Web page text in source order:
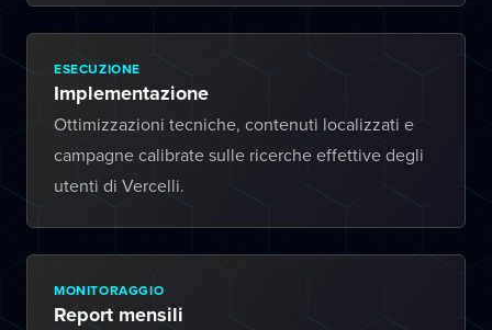
ESECUZIONE
Implementazione
Ottimizzazioni tecniche, contenuti localizzati e
campagne calibrate sulle ricerche effettive degli
utenti di Vercelli.
MONITORAGGIO
Report mensili